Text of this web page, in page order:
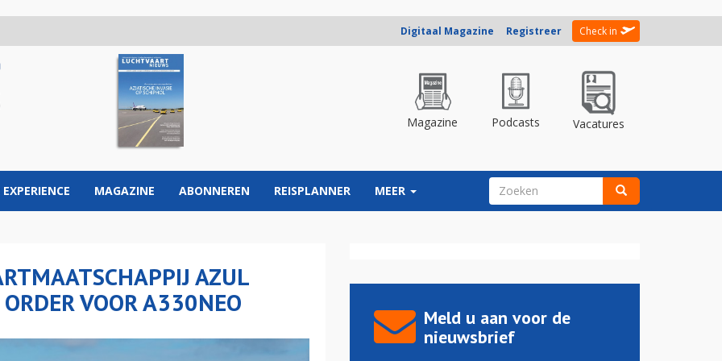
Digitaal Magazine Registreer Check in
Magazine Podcasts Vacatures
EXPERIENCE MAGAZINE ABONNEREN REISPLANNER MEER ZOEKVELD
AZUL
VOOR A330NEO
Meld u aan voor de
nieuwsbrief